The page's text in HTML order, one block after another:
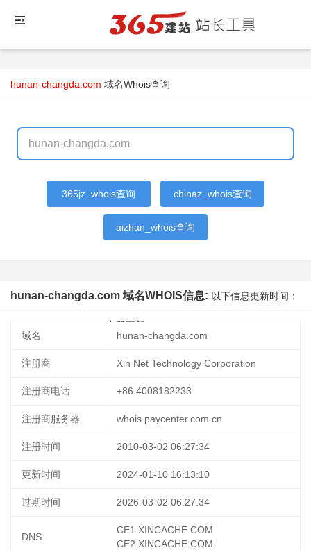
hunan-changda.com 域名Whois查询
365jz_whois查询 chinaz_whois查询
aizhan_whois查询
hunan-changda.com 域名WHOIS信息: 以下信息更新时间：
立即更新
域名
hunan-changda.com
注册商 Xin Net Technology Corporation
注册商电话 +86.4008182233
注册商服务器 whois.paycenter.com.cn
注册时间 2010-03-02 06:27:34
更新时间 2024-01-10 16:13:10
过期时间 2026-03-02 06:27:34
DNS
CE1.XINCACHE.COM
CE2.XINCACHE.COM